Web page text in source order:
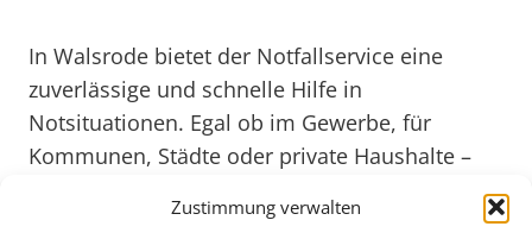
Zustimmung verwalten
In Walsrode bietet der Notfallservice eine
zuverlässige und schnelle Hilfe in
Notsituationen. Egal ob im Gewerbe, für
Kommunen, Städte oder private Haushalte –
erreichbar und leistet professionelle